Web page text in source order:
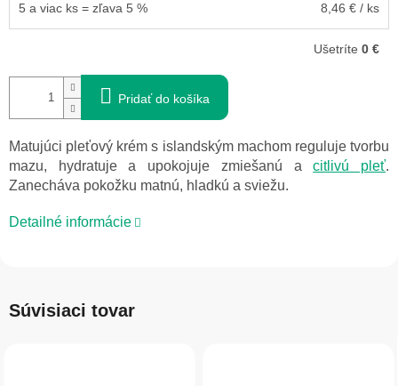
5 a viac ks = zľava 5 % 8,46 € / ks
Ušetríte 0 €
Pridať do košíka
Matujúci pleťový krém s islandským machom reguluje tvorbu
mazu, hydratuje a upokojuje zmiešanú acitlivú pleť.
Zanecháva pokožku matnú, hladkú a sviežu.
Detailné informácie
Súvisiaci tovar